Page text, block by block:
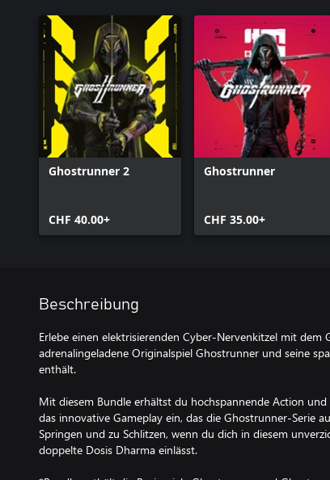
Ghostrunner 2
CHF 40.00+
Ghostrunner
CHF 35.00+
Beschreibung
Erlebe einen elektrisierenden Cyber-Nervenkitzel mit dem
adrenalingeladene Originalspiel Ghostrunner und seine
enthält.
Mit diesem Bundle erhältst du hochspannende Action
das innovative Gameplay ein, das die Ghostrunner-Serie
Springen und zu Schlitzen, wenn du dich in diesem
doppelte Dosis Dharma einlässt.